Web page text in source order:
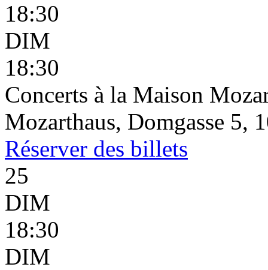
18:30
DIM
18:30
Concerts à la Maison
Mozarthaus, Domgasse 5,
Réserver des billets
25
DIM
18:30
DIM